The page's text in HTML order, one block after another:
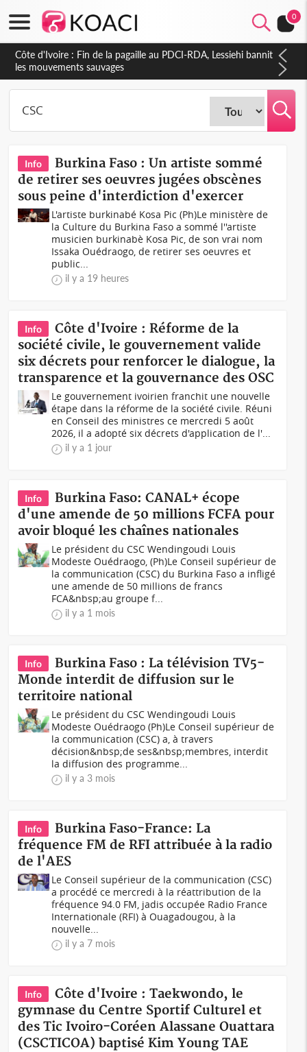
0
Côte d'Ivoire : Ouattara promet des sanctions contre les
déguerpissements illégaux
Info
Burkina Faso : Un artiste sommé
de retirer ses oeuvres jugées obscènes
sous peine d'interdiction d'exercer
L'artiste burkinabé Kosa Pic (Ph)Le ministère de
la Culture du Burkina Faso a sommé l''artiste
musicien burkinabè Kosa Pic, de son vrai nom
Issaka Ouédraogo, de retirer ses oeuvres et
public...
il y a 19 heures
Info
Côte d'Ivoire : Réforme de la
société civile, le gouvernement valide
six décrets pour renforcer le dialogue, la
transparence et la gouvernance des OSC
Le gouvernement ivoirien franchit une nouvelle
étape dans la réforme de la société civile. Réuni
en Conseil des ministres ce mercredi 5 août
2026, il a adopté six décrets d'application de l'...
il y a 1 jour
Info
Burkina Faso: CANAL+ écope
d'une amende de 50 millions FCFA pour
avoir bloqué les chaînes nationales
Le président du CSC Wendingoudi Louis
Modeste Ouédraogo, (Ph)Le Conseil supérieur de
la communication (CSC) du Burkina Faso a infligé
une amende de 50 millions de francs
FCA&nbsp;au groupe f...
il y a 1 mois
Info
Burkina Faso : La télévision TV5-
Monde interdit de diffusion sur le
territoire national
Le président du CSC Wendingoudi Louis
Modeste Ouédraogo (Ph)Le Conseil supérieur de
la communication (CSC) a, à travers
décision&nbsp;de ses&nbsp;membres, interdit
la diffusion des programme...
il y a 3 mois
Info
Burkina Faso-France: La
fréquence FM de RFI attribuée à la radio
de l'AES
Le Conseil supérieur de la communication (CSC)
a procédé ce mercredi à la réattribution de la
fréquence 94.0 FM, jadis occupée Radio France
Internationale (RFI) à Ouagadougou, à la
nouvelle...
il y a 7 mois
Info
Côte d'Ivoire : Taekwondo, le
gymnase du Centre Sportif Culturel et
des Tic Ivoiro-Coréen Alassane Ouattara
(CSCTICOA) baptisé Kim Young TAE